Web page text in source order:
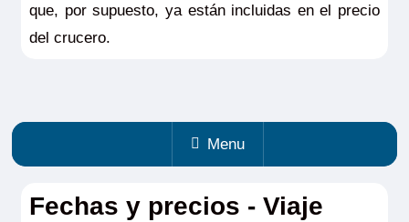
que, por supuesto, ya están incluidas en el precio
del crucero.
Menu
Fechas y precios - Viaje